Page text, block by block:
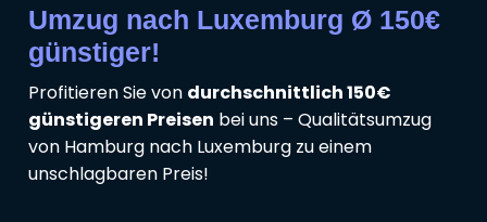
Umzug nach Luxemburg Ø 150€
günstiger!
Profitieren Sie von durchschnittlich 150€
günstigeren Preisen bei uns – Qualitätsumzug
von Hamburg nach Luxemburg zu einem
unschlagbaren Preis!